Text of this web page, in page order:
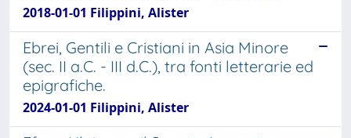
2018-01-01 Filippini, Alister
Ebrei, Gentili e Cristiani in Asia Minore
(sec. II a.C. - III d.C.), tra fonti letterarie ed
epigrafiche.
2024-01-01 Filippini, Alister